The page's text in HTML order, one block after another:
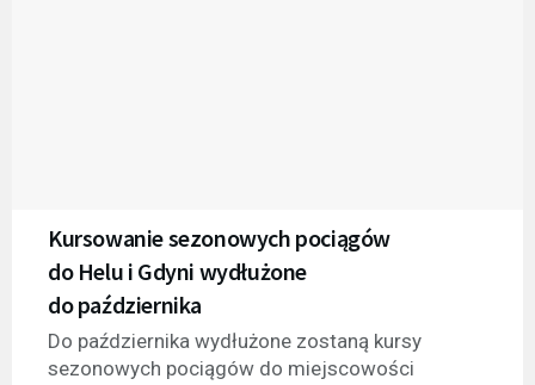
Kursowanie sezonowych pociągów
do Helu i Gdyni wydłużone
do października
Do października wydłużone zostaną kursy
sezonowych pociągów do miejscowości